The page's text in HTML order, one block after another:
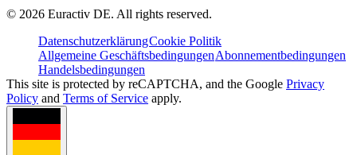
© 2026 Euractiv DE. All rights reserved.
DatenschutzerklärungCookie Politik
Allgemeine GeschäftsbedingungenAbonnementbedingungen
Handelsbedingungen
This site is protected by reCAPTCHA, and the Google Privacy
Policy and Terms of Service apply.